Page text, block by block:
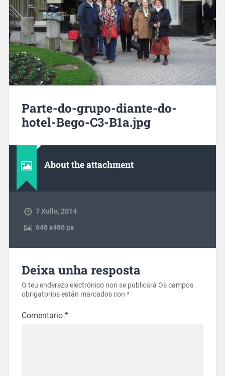
Parte-do-grupo-diante-do-
hotel-Bego-C3-B1a.jpg
About the attachment
7 Xullo, 2014
648x486 px
Deixa unha resposta
O teu enderezo electrónico non se publicará Os campos
obrigatorios están marcados con *
Comentario *